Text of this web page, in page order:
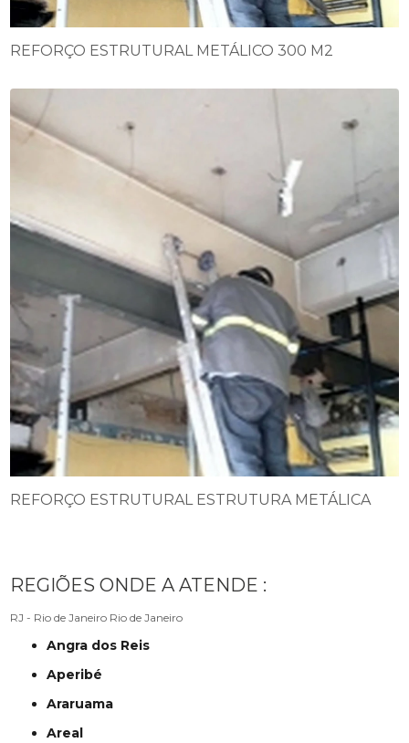
REFORÇO ESTRUTURAL METÁLICO 300 M2
REFORÇO ESTRUTURAL ESTRUTURA METÁLICA
REGIÕES ONDE A ATENDE :
RJ - Rio de Janeiro Rio de Janeiro
Angra dos Reis
Aperibé
Araruama
Areal